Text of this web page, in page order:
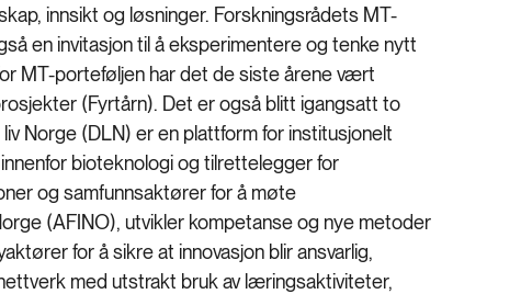
innsikt og løsninger. Forskningsrådets MT-
en invitasjon til å eksperimentere og tenke nytt
MT-porteføljen har det de siste årene vært
(Fyrtårn). Det er også blitt igangsatt to
Norge (DLN) er en plattform for institusjonelt
bioteknologi og tilrettelegger for
og samfunnsaktører for å møte
(AFINO), utvikler kompetanse og nye metoder
for å sikre at innovasjon blir ansvarlig,
med utstrakt bruk av læringsaktiviteter,